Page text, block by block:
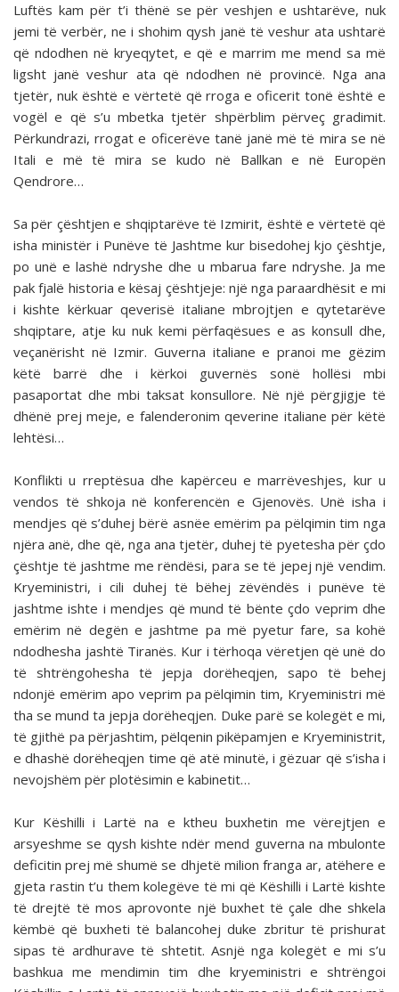
Luftës kam për t’i thënë se për veshjen e ushtarëve, nuk
jemi të verbër, ne i shohim qysh janë të ve­shur ata ushtarë
që ndodhen në kryeqytet, e që e marrim me mend sa më
ligsht janë veshur ata që ndodhen në provincë. Nga ana
tjetër, nuk është e vërtetë që rroga e oficerit tonë është e
vogël e që s’u mbetka tjetër shpërblim përveç grad­imit.
Përkundrazi, rrogat e oficerëve tanë janë më të mira se në
Itali e më të mira se kudo në Ballkan e në Europën
Qendrore…
Sa për çështjen e shqiptarëve të Izmirit, është e vër­tetë që
isha ministër i Punëve të Jashtme kur bisedohej kjo çështje,
po unë e lashë ndryshe dhe u mbarua fare ndry­she. Ja me
pak fjalë historia e kësaj çështjeje: një nga para­ardhësit e mi
i kishte kërkuar qeverisë italiane mbrojtjen e qytetarëve
shqiptare, atje ku nuk kemi përfaqësues e as konsull dhe,
veçanërisht në Izmir. Guverna italiane e pra­noi me gëzim
këtë barrë dhe i kërkoi guvernës sonë hollësi mbi
pasaportat dhe mbi taksat konsullore. Në një përgjigje të
dhënë prej meje, e falenderonim qeverine italiane për këtë
lehtësi…
Konflikti u rreptësua dhe kapërceu e marrëveshjes, kur u
vendos të shkoja në konferencën e Gjenovës. Unë isha i
mendjes që s’duhej bërë asnëe emërim pa pëlqimin tim nga
njëra anë, dhe që, nga ana tjetër, duhej të pyetesha për çdo
çështje të jashtme me rëndësi, para se të jepej një vendim.
Kryeministri, i cili duhej të bëhej zëvëndës i punëve të
jashtme ishte i mendjes që mund të bënte çdo veprim dhe
emërim në degën e jashtme pa më pyetur fare, sa kohë
ndodhesha jashtë Tiranës. Kur i tërhoqa vëretjen që unë do
të shtrëngohesha të jepja dorëheqjen, sapo të behej
ndonjë emërim apo veprim pa pëlqimin tim, Kryeministri më
tha se mund ta jepja dorëheqjen. Duke parë se kolegët e mi,
të gjithë pa përjashtim, pëlqenin pikëpamjen e Kryeministrit,
e dhashë dorëheqjen time që atë minutë, i gëzuar që s’isha i
nevojshëm për plotësimin e kabinetit…
Kur Këshilli i Lartë na e ktheu buxhetin me vërejtjen e
arsyeshme se qysh kishte ndër mend guverna na mbulonte
deficitin prej më shumë se dhjetë milion franga ar, atëhere e
gjeta rastin t’u them kolegëve të mi që Këshilli i Lartë kishte
të drejtë të mos aprovonte një buxhet të çale dhe shkela
këmbë që buxheti të balancohej duke zbritur të pri­shurat
sipas të ardhurave të shtetit. Asnjë nga kolegët e mi s’u
bashkua me mendimin tim dhe kryeministri e shtrëngoi